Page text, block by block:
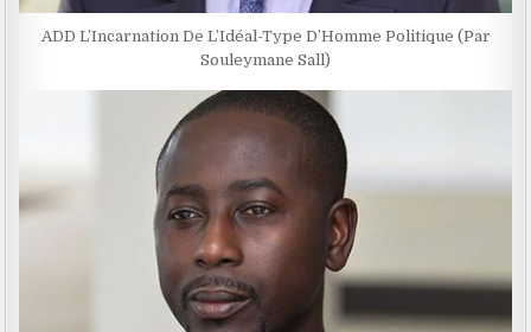
ADD L’Incarnation De L’Idéal-Type D’Homme Politique (Par
Souleymane Sall)